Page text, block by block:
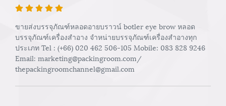
ขายส่งบรรจุภัณฑ์หลอดอายบราวน์ botler eye brow หลอด
บรรจุภัณฑ์เครื่องสำอาง จำหน่ายบรรจุภัณฑ์เครื่องสำอางทุก
ประเภท Tel : (+66) 020 462 506-105 Mobile: 083 828 9246
Email: marketing@packingroom.com/
thepackingroomchannel@gmail.com